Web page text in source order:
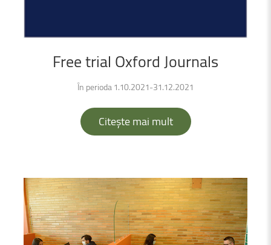
Freetrial Oxford Journals
În perioda 1.10.2021-31.12.2021
Citește mai mult